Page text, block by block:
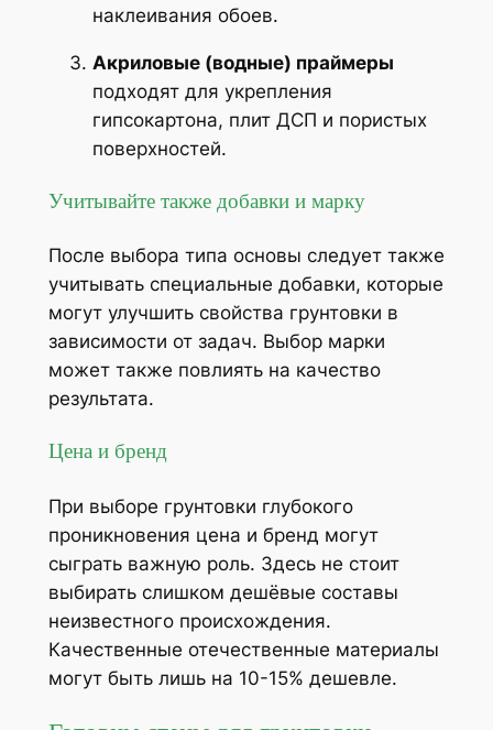
наклеивания обоев.
Акриловые (водные) праймеры
подходят для укрепления
гипсокартона, плит ДСП и пористых
поверхностей.
Учитывайте также добавки и марку
После выбора типа основы следует также
учитывать специальные добавки, которые
могут улучшить свойства грунтовки в
зависимости от задач. Выбор марки
может также повлиять на качество
результата.
Цена и бренд
При выборе грунтовки глубокого
проникновения цена и бренд могут
сыграть важную роль. Здесь не стоит
выбирать слишком дешёвые составы
неизвестного происхождения.
Качественные отечественные материалы
могут быть лишь на 10-15% дешевле.